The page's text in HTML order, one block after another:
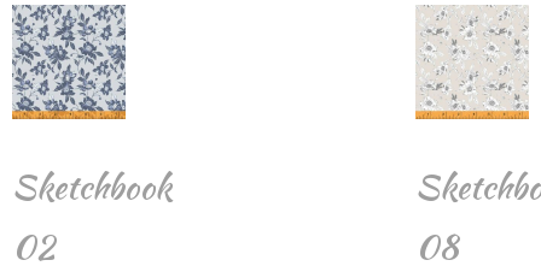
Sketchbook
02
08